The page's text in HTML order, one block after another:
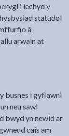
i iechyd y
statudol
â
arwain at
busnes i gyflawni
neu sawl
bwyd yn newid ar
cais am